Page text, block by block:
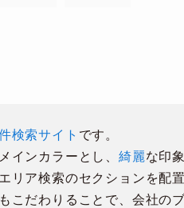
検索サイト です。
インカラーとし、綺麗な印
リア検索のセクションを配
こだわりることで、会社の